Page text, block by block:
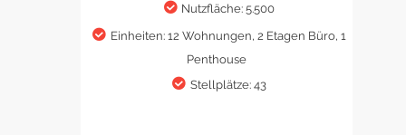
Nutzfläche: 5.500
Einheiten: 12 Wohnungen, 2 Etagen Büro, 1
Penthouse
Stellplätze: 43